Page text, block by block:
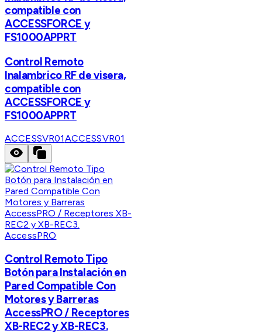
compatible con
ACCESSFORCE y
FS1000APPRT
Control Remoto
Inalambrico RF de visera,
compatible con
ACCESSFORCE y
FS1000APPRT
ACCESSVR01ACCESSVR01
AccessPRO
Control Remoto Tipo
Botón para Instalación en
Pared Compatible Con
Motores y Barreras
AccessPRO / Receptores
XB-REC2 y XB-REC3.